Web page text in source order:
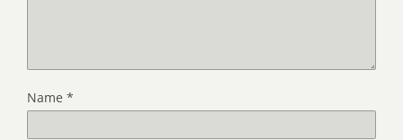
Name *